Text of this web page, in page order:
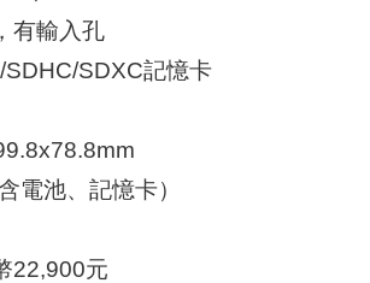
有輸入孔
SDXC記憶卡
電池、記憶卡）
22,900元